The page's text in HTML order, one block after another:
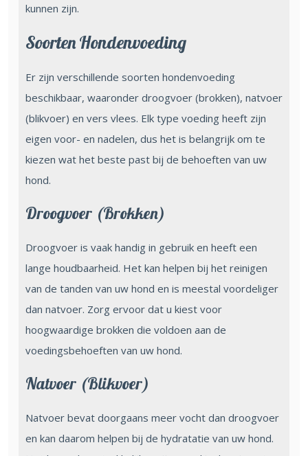
kunnen zijn.
Soorten Hondenvoeding
Er zijn verschillende soorten hondenvoeding
beschikbaar, waaronder droogvoer (brokken), natvoer
(blikvoer) en vers vlees. Elk type voeding heeft zijn
eigen voor- en nadelen, dus het is belangrijk om te
kiezen wat het beste past bij de behoeften van uw
hond.
Droogvoer (Brokken)
Droogvoer is vaak handig in gebruik en heeft een
lange houdbaarheid. Het kan helpen bij het reinigen
van de tanden van uw hond en is meestal voordeliger
dan natvoer. Zorg ervoor dat u kiest voor
hoogwaardige brokken die voldoen aan de
voedingsbehoeften van uw hond.
Natvoer (Blikvoer)
Natvoer bevat doorgaans meer vocht dan droogvoer
en kan daarom helpen bij de hydratatie van uw hond.